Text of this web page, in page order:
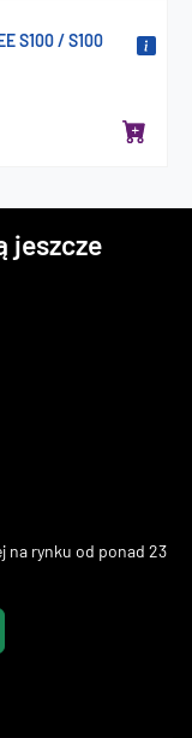
S100 / S100
jeszcze
na rynku od ponad 23